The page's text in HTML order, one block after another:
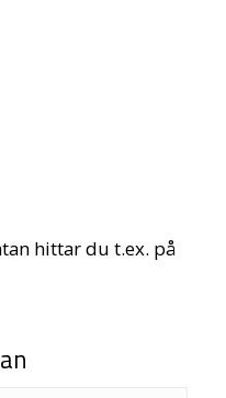
hittar du t.ex. på